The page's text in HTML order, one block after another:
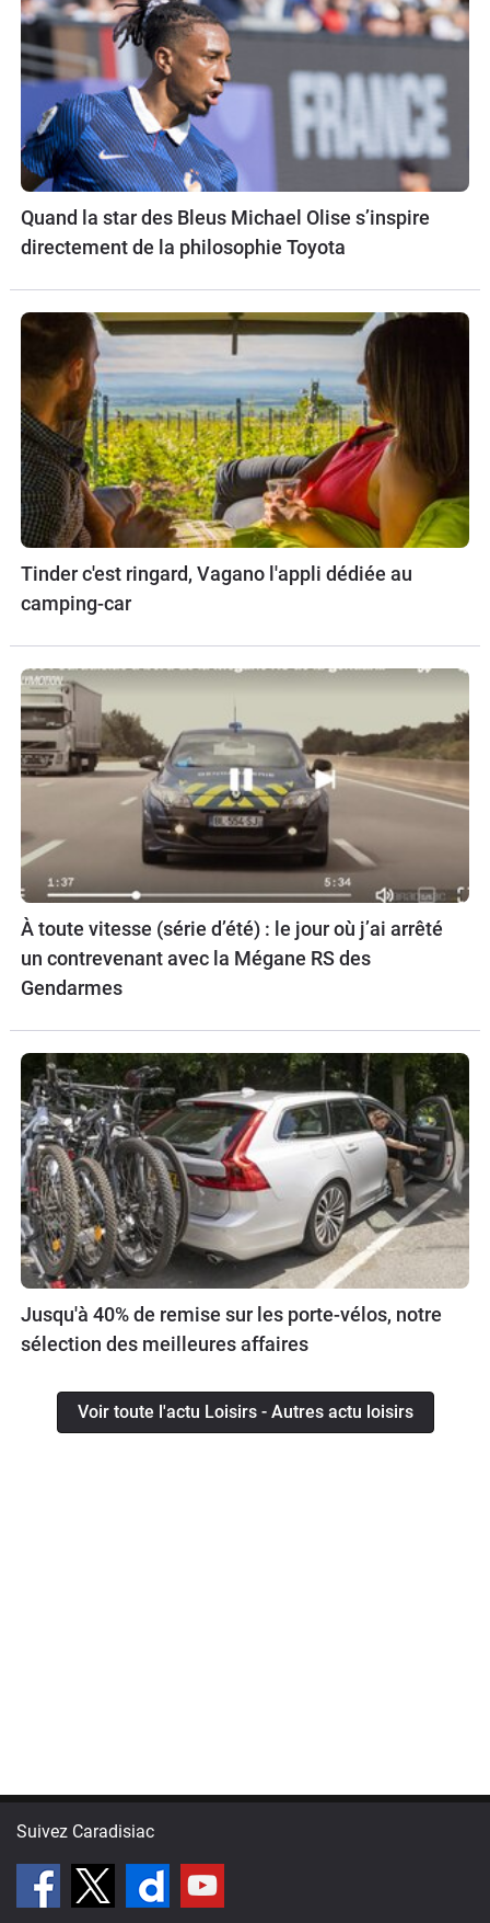
Quand la star des Bleus Michael Olise s’inspire
directement de la philosophie Toyota
Tinder c'est ringard, Vagano l'appli dédiée au
camping-car
À toute vitesse (série d’été) : le jour où j’ai arrêté
un contrevenant avec la Mégane RS des
Gendarmes
Jusqu'à 40% de remise sur les porte-vélos, notre
sélection des meilleures affaires
Voir toute l'actu Loisirs - Autres actu loisirs
Suivez Caradisiac